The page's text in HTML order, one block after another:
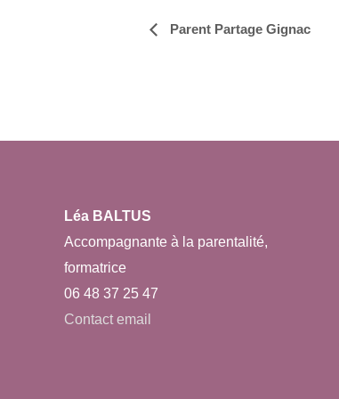
Navigation
Parent Partage Gignac
Léa BALTUS
Accompagnante à la parentalité,
formatrice
06 48 37 25 47
Contact email